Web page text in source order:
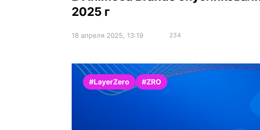
2025 г
18 апреля 2025, 13:19 234
#LayerZero #ZRO